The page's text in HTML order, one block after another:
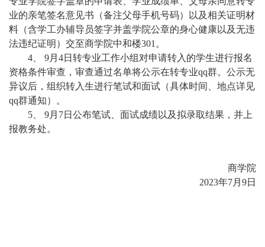
业的亲笔签名意见书（备注父母手机号码）以及相关证明材
料（含学工办辅导员签字并盖学院公章的身心健康以及无违
法违纪证明）交至商学院中和楼301 。
4
9月 4日转专业工作小组对申请转入的学生进行报名
资格条件审查，审查通过名单将公示在转专业qq群。公示无
异议后，组织转入生进行笔试和面试（具体时间、地点详见
qq群通知）。
5
9月 7日公布笔试、面试成绩以及拟录取结果，并上
报教务处。
商学院
2023年7月 9日